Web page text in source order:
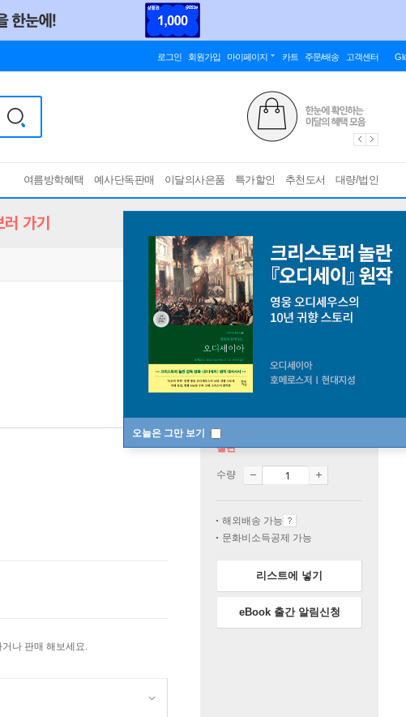
로그인 회원가입 마이페이지 카트 주문/배송 고객센터
여름방학혜택 예사단독판매 이달의사은품 특가할인 추천도서 대량/법인
오늘은 그만 보기
러 가기
나 판매 해보세요.
절판
수량
해외배송 가능
문화비소득공제 가능
리스트에 넣기
eBook 출간 알림신청